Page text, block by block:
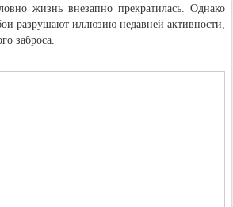
жизнь внезапно прекратилась. Однако
разрушают иллюзию недавней активности,
заброса.